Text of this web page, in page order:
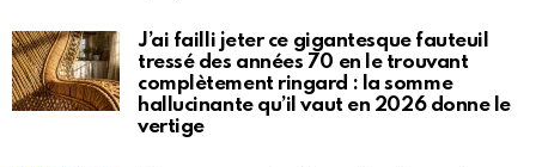
J’ai failli jeter ce gigantesque fauteuil
tressé des années 70 en le trouvant
complètement ringard : la somme
hallucinante qu’il vaut en 2026 donne le
vertige